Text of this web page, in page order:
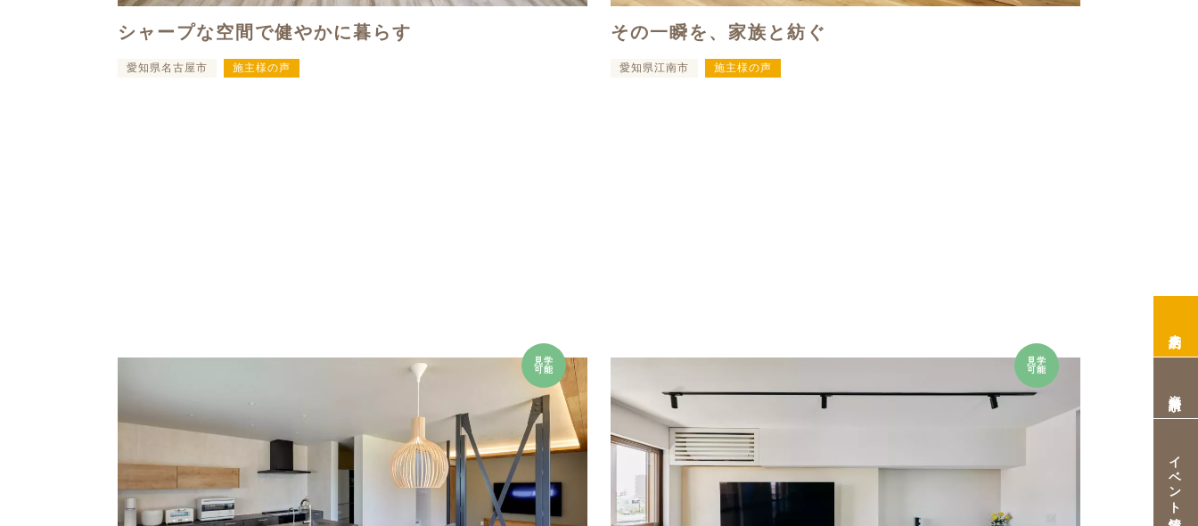
イベント情報
シャープな空間で健やかに暮らす
愛知県名古屋市 施主様の声
その一瞬を、家族と紡ぐ
愛知県江南市 施主様の声
見学
可能
見学
可能